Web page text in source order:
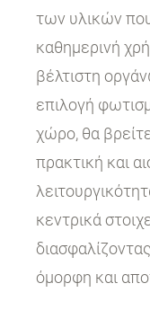
των υλικών
καθημερινή
βέλτιστη
επιλογή
χώρο, θα
πρακτική και
κεντρικά
όμορφη και